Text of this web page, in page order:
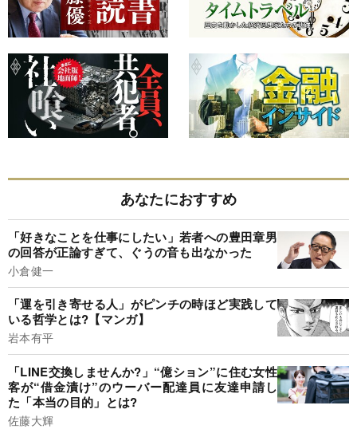
あなたにおすすめ
「好きなことを仕事にしたい」若者への豊田章男
の回答が正論すぎて、ぐうの音も出なかった
小倉健一
「運を引き寄せる人」がピンチの時ほど実践して
いる哲学とは?【マンガ】
岩本有平
「LINE交換しませんか?」“億ション”に住む女性
客が“借金漬け”のウーバー配達員に友達申請し
た「本当の目的」とは?
佐藤大輝